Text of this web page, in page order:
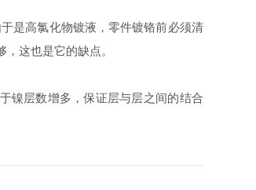
是高氯化物镀液，零件镀铬前必须清
这也是它的缺点。
镍层数增多，保证层与层之间的结合